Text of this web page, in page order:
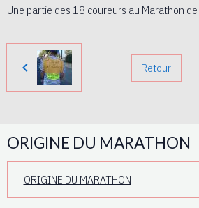
Une partie des 18 coureurs au Marathon
Retour
ORIGINE DU MARATHON
ORIGINE DU MARATHON